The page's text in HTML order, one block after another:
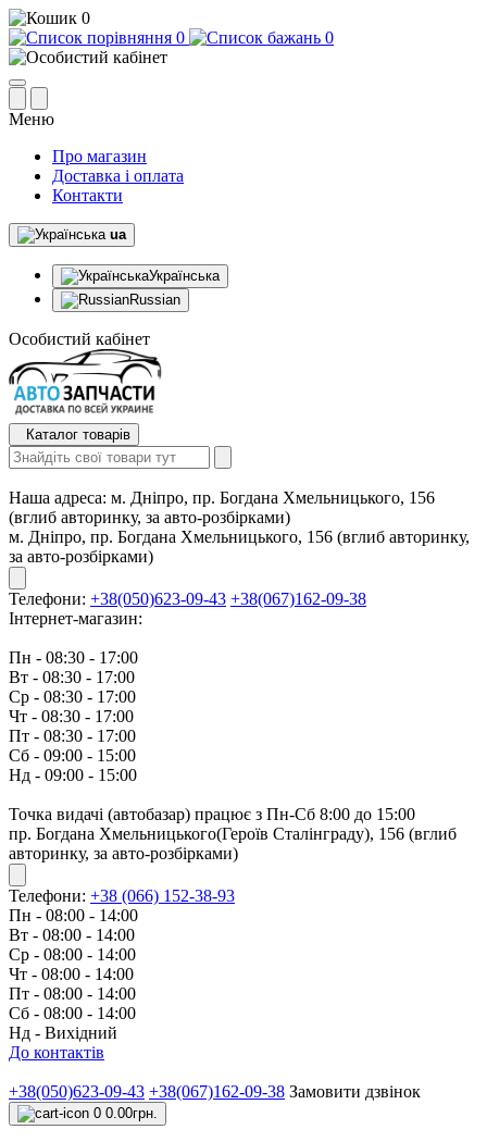
0
0
0
Меню
Про магазин
Доставка і оплата
Контакти
ua
Українська
Russian
Особистий кабінет
Каталог товарів
Наша адреса: м. Дніпро, пр. Богдана Хмельницького, 156
(вглиб авторинку, за авто-розбірками)
м. Дніпро, пр. Богдана Хмельницького, 156 (вглиб авторинку,
за авто-розбірками)
Телефони: +38(050)623-09-43 +38(067)162-09-38
Інтернет-магазин:
Пн - 08:30 - 17:00
Вт - 08:30 - 17:00
Ср - 08:30 - 17:00
Чт - 08:30 - 17:00
Пт - 08:30 - 17:00
Сб - 09:00 - 15:00
Нд - 09:00 - 15:00
Точка видачі (автобазар) працює з Пн-Сб 8:00 до 15:00
пр. Богдана Хмельницького(Героїв Сталінграду), 156 (вглиб
авторинку, за авто-розбірками)
Телефони: +38 (066) 152-38-93
Пн - 08:00 - 14:00
Вт - 08:00 - 14:00
Ср - 08:00 - 14:00
Чт - 08:00 - 14:00
Пт - 08:00 - 14:00
Сб - 08:00 - 14:00
Нд - Вихідний
До контактів
+38(050)623-09-43 +38(067)162-09-38 Замовити дзвінок
0 0.00грн.